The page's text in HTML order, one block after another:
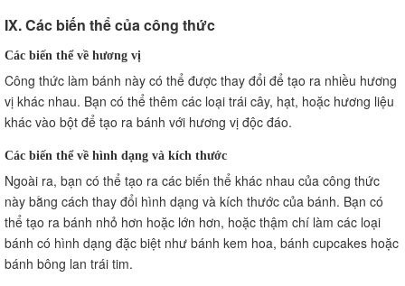
IX. Các biến thể của công thức
Các biến thể về hương vị
Công thức làm bánh này có thể được thay đổi để tạo ra nhiều hương
vị khác nhau. Bạn có thể thêm các loại trái cây, hạt, hoặc hương liệu
khác vào bột để tạo ra bánh với hương vị độc đáo.
Các biến thể về hình dạng và kích thước
Ngoài ra, bạn có thể tạo ra các biến thể khác nhau của công thức
này bằng cách thay đổi hình dạng và kích thước của bánh. Bạn có
thể tạo ra bánh nhỏ hơn hoặc lớn hơn, hoặc thậm chí làm các loại
bánh có hình dạng đặc biệt như bánh kem hoa, bánh cupcakes hoặc
bánh bông lan trái tim.